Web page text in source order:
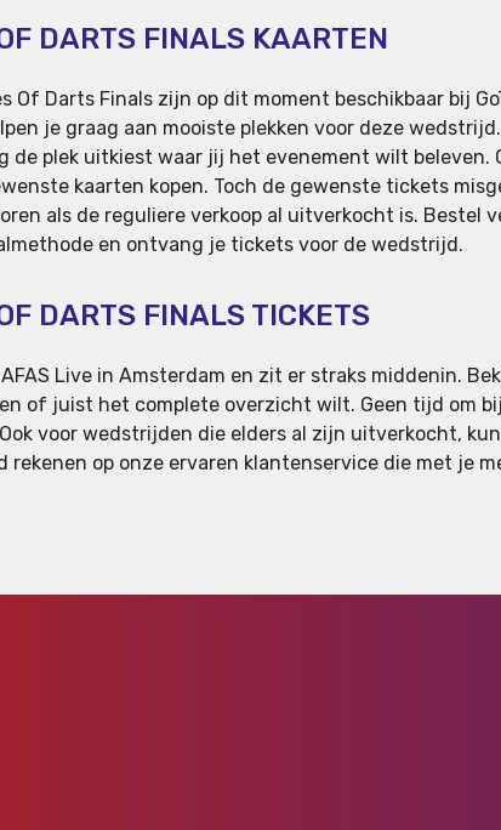
DARTS FINALS KAARTEN
Of Darts Finals zijn op dit moment beschikbaar bij
je graag aan mooiste plekken voor deze
de plek uitkiest waar jij het evenement wilt
kaarten kopen. Toch de gewenste tickets
als de reguliere verkoop al uitverkocht is.
en ontvang je tickets voor de wedstrijd.
DARTS FINALS TICKETS
Live in Amsterdam en zit er straks middenin.
of juist het complete overzicht wilt. Geen tijd om
voor wedstrijden die elders al zijn uitverkocht,
op onze ervaren klantenservice die met je